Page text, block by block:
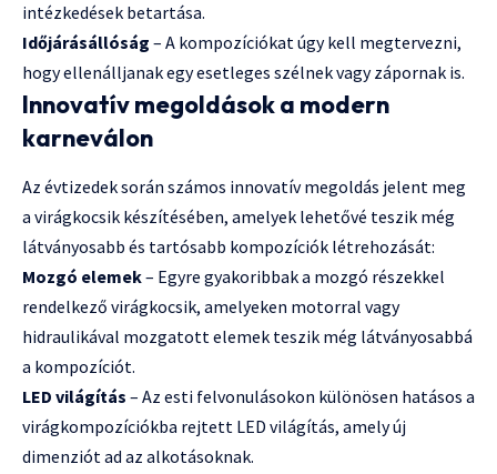
intézkedések betartása.
Időjárásállóság – A kompozíciókat úgy kell megtervezni,
hogy ellenálljanak egy esetleges szélnek vagy zápornak is.
Innovatív megoldások a modern
karneválon
Az évtizedek során számos innovatív megoldás jelent meg
a virágkocsik készítésében, amelyek lehetővé teszik még
látványosabb és tartósabb kompozíciók létrehozását:
Mozgó elemek– Egyre gyakoribbak a mozgó részekkel
rendelkező virágkocsik, amelyeken motorral vagy
hidraulikával mozgatott elemek teszik még látványosabbá
a kompozíciót.
LED világítás – Az esti felvonulásokon különösen hatásos a
virágkompozíciókba rejtett LED világítás, amely új
dimenziót ad az alkotásoknak.